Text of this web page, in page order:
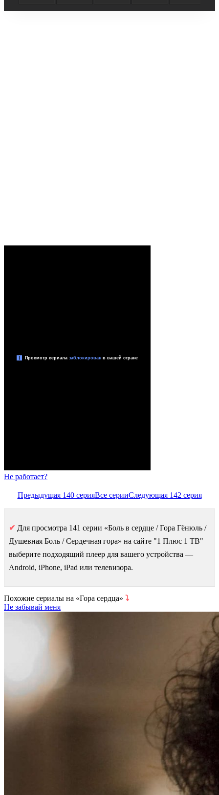
Не работает?
Предыдущая 140 серияВсе серииСледующая 142 серия
✔ Для просмотра 141 серии «Боль в сердце / Гора Гёнюль /
Душевная Боль / Сердечная гора» на сайте "1 Плюс 1 ТВ"
выберите подходящий плеер для вашего устройства —
Android, iPhone, iPad или телевизора.
Похожие сериалы на «Гора сердца» ⤵
Не забывай меня